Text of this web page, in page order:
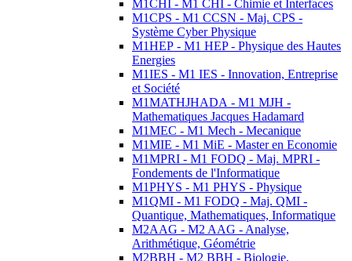
M1CHI - M1 CHI - Chimie et Interfaces
M1CPS - M1 CCSN - Maj. CPS -
Système Cyber Physique
M1HEP - M1 HEP - Physique des Hautes
Energies
M1IES - M1 IES - Innovation, Entreprise
et Société
M1MATHJHADA - M1 MJH -
Mathematiques Jacques Hadamard
M1MEC - M1 Mech - Mecanique
M1MIE - M1 MiE - Master en Economie
M1MPRI - M1 FODQ - Maj. MPRI -
Fondements de l'Informatique
M1PHYS - M1 PHYS - Physique
M1QMI - M1 FODQ - Maj. QMI -
Quantique, Mathematiques, Informatique
M2AAG - M2 AAG - Analyse,
Arithmétique, Géométrie
M2BBH - M2 BBH - Biologie,